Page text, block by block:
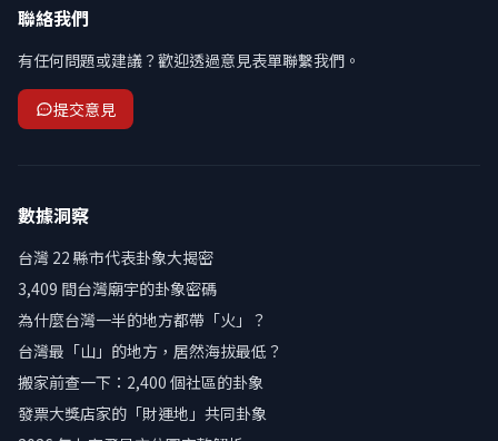
聯絡我們
有任何問題或建議？歡迎透過意見表單聯繫我們。
提交意見
數據洞察
台灣 22 縣市代表卦象大揭密
3,409 間台灣廟宇的卦象密碼
為什麼台灣一半的地方都帶「火」？
台灣最「山」的地方，居然海拔最低？
搬家前查一下：2,400 個社區的卦象
發票大獎店家的「財運地」共同卦象